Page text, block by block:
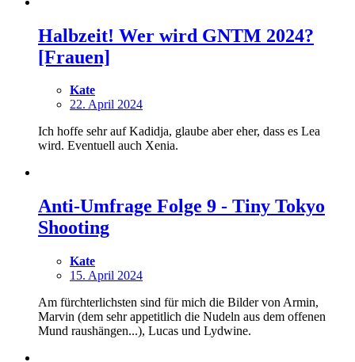
Halbzeit! Wer wird GNTM 2024?
[Frauen]
Kate
22. April 2024
Ich hoffe sehr auf Kadidja, glaube aber eher, dass es Lea
wird. Eventuell auch Xenia.
Anti-Umfrage Folge 9 - Tiny Tokyo
Shooting
Kate
15. April 2024
Am fürchterlichsten sind für mich die Bilder von Armin,
Marvin (dem sehr appetitlich die Nudeln aus dem offenen
Mund raushängen...), Lucas und Lydwine.